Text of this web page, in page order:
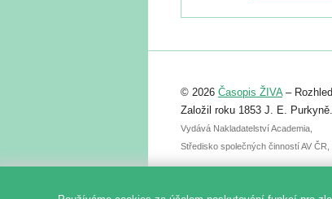
Registrovat se můžete do 6.
abstraktu přihlášené
posteru je už 30. června.
© 2026 Časopis ŽIVA–
Založil roku 1853 J. E. Purkyně.
Vydává Nakladatelství Academia,
Středisko společných činností AV ČR,